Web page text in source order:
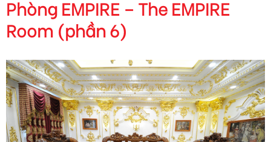
Phòng EMPIRE – The EMPIRE
Room (phần 6)